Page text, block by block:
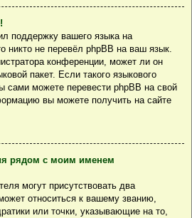
поддержку вашего языка на
никто не перевёл phpBB на ваш язык.
конференции, может ли он
пакет. Если такого языкового
сами можете перевести phpBB на свой
вы можете получить на сайте
рядом с моим именем
могут присутствовать два
относиться к вашему званию,
или точки, указывающие на то,